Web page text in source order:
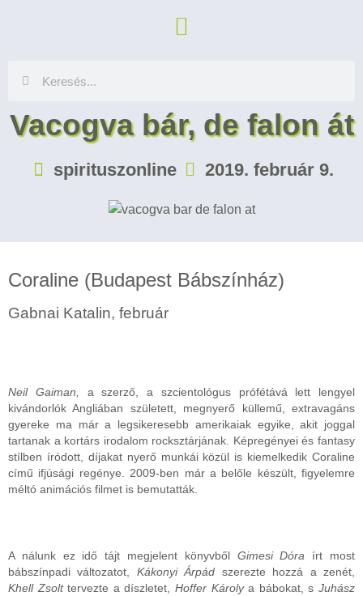
Vacogva bár, de falon át
spirituszonline 2019. február 9.
Coraline (Budapest Bábszínház)
Gabnai Katalin, február
Neil Gaiman,
a szerző, a szcientológus prófétává lett lengyel
kivándorlók Angliában született, megnyerő küllemű, extravagáns
gyereke ma már a legsikeresebb amerikaiak egyike, akit joggal
tartanak a kortárs irodalom rocksztárjának. Képregényei és fantasy
stílben íródott, díjakat nyerő munkái közül is kiemelkedik Coraline
című ifjúsági regénye. 2009-ben már a belőle készült, figyelemre
méltó animációs filmet is bemutatták.
A nálunk ez idő tájt megjelent könyvből Gimesi Dóra írt most
bábszínpadi változatot, Kákonyi Árpád szerezte hozzá a zenét,
Khell Zsolttervezte a díszletet,Hoffer Károlya bábokat, sJuhász